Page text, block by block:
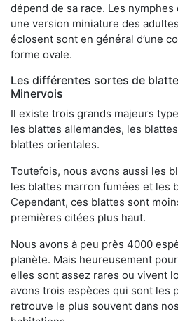
dépend de sa race. Les
une version miniature des
éclosent sont en général d’une
forme ovale.
Les différentes sortes de
Minervois
Il existe trois grands majeurs
les blattes allemandes, les
blattes orientales.
Toutefois, nous avons aussi les
les blattes marron fumées et les
Cependant, ces blattes sont
premières citées plus haut.
Nous avons à peu près 4000
planète. Mais heureusement
elles sont assez rares ou vivent
avons trois espèces qui sont les
retrouve le plus souvent dans